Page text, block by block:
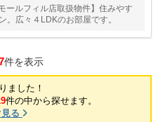
ールフィル店取扱物件】住みやす
。広々４LDKのお部屋です。
件を表示
ました！
件の中から探せます。
る